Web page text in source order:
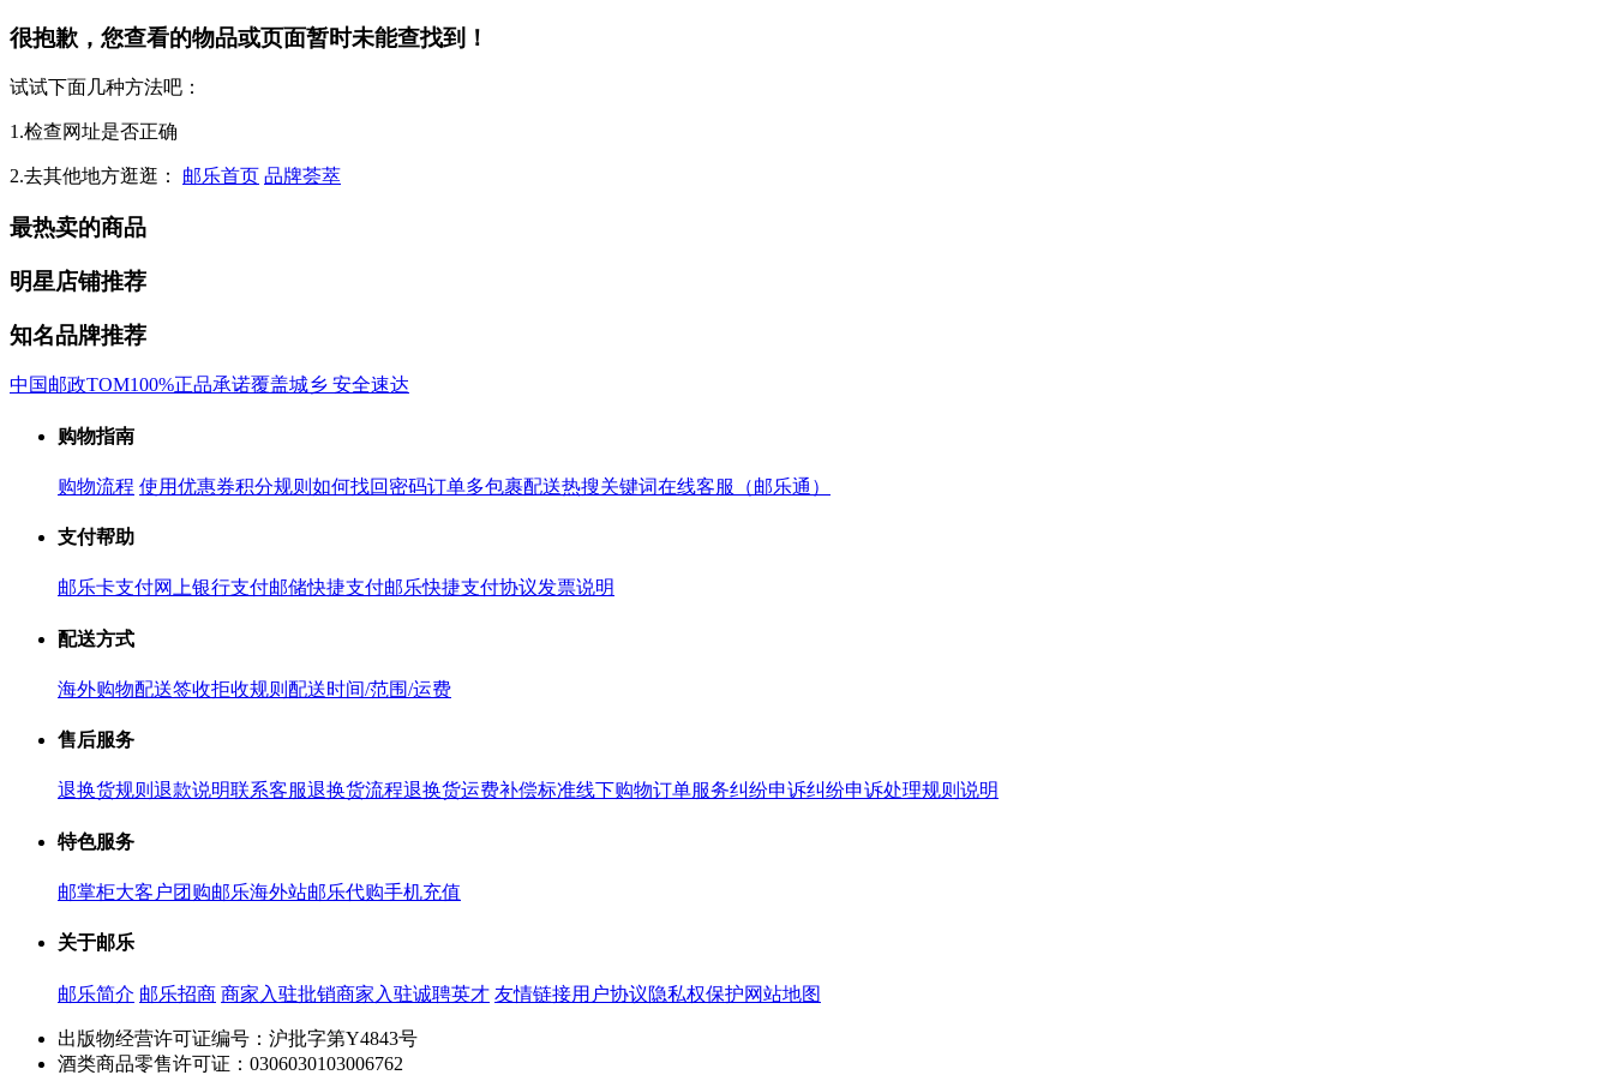
很抱歉，您查看的物品或页面暂时未能查找到！
试试下面几种方法吧：
1.检查网址是否正确
2.去其他地方逛逛： 邮乐首页 品牌荟萃
最热卖的商品
明星店铺推荐
知名品牌推荐
中国邮政TOM100%正品承诺覆盖城乡 安全速达
购物指南
购物流程 使用优惠券积分规则 如何找回密码订单多包裹配送热搜关键词在线客服（邮乐通）
支付帮助
邮乐卡支付网上银行支付邮储快捷支付邮乐快捷支付协议发票说明
配送方式
海外购物配送签收拒收规则 配送时间/范围/运费
售后服务
退换货规则 退款说明联系客服退换货流程退换货运费补偿标准线下购物订单服务纠纷申诉纠纷申诉处理规则说明
特色服务
邮掌柜大客户团购邮乐海外站邮乐代购手机充值
关于邮乐
邮乐简介 邮乐招商 商家入驻批销商家入驻诚聘英才 友情链接用户协议隐私权保护网站地图
出版物经营许可证编号：沪批字第Y4843号
酒类商品零售许可证：0306030103006762